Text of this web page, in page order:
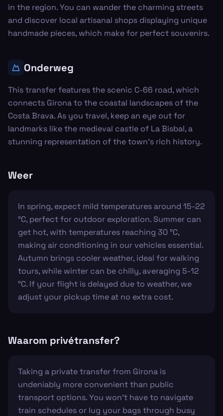
in the region. You can wander the charming streets
and discover local artisanal shops displaying unique
handmade pieces, which make for perfect souvenirs.
Onderweg
This transfer features the scenic C-66 road, which
connects Girona to the coastal landscapes of the
Costa Brava. As you travel, keep an eye out for
landmarks like the medieval castle of La Bisbal, a
stunning representation of the town's rich history.
Weer
In spring, expect mild temperatures around 15-22
°C, perfect for outdoor exploration. Summer can
get hot, with temperatures reaching 30 °C,
making air conditioning in our vehicles essential.
Autumn brings cooler weather, ideal for walking
tours, while winter can be chilly, averaging 5-12
°C. If your flight is delayed due to weather, we
adjust your pickup time at no extra cost.
Waarom privétransfer?
Taking a private transfer from Girona is
undeniably more convenient than public
transport options. You won’t have to navigate
train schedules or lug your bags through busy